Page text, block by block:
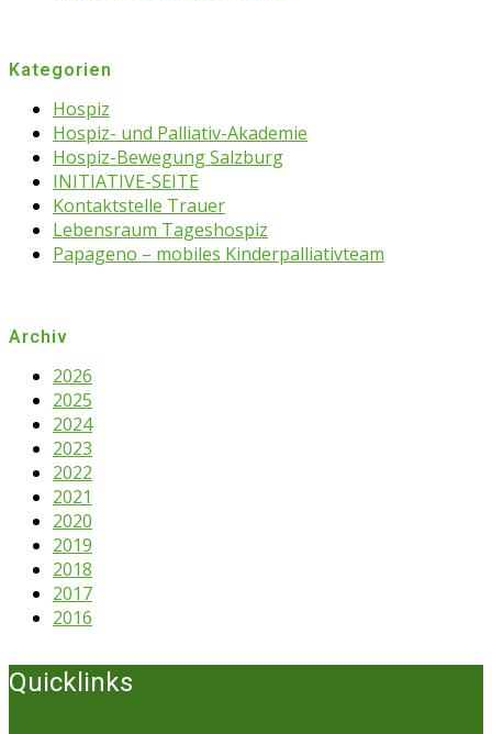
Kategorien
Hospiz
Hospiz- und Palliativ-Akademie
Hospiz-Bewegung Salzburg
INITIATIVE-SEITE
Kontaktstelle Trauer
Lebensraum Tageshospiz
Papageno – mobiles Kinderpalliativteam
Archiv
2026
2025
2024
2023
2022
2021
2020
2019
2018
2017
2016
Quicklinks